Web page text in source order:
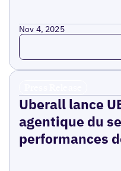
Nov 4, 2025
Read more
Uberall lance
agentique du
performances